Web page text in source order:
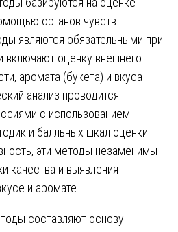
органов чувств
являются обязательными при
включают оценку внешнего
аромата (букета) и вкуса
анализ проводится
с использованием
и балльных шкал оценки.
эти методы незаменимы
качества и выявления
и аромате.
составляют основу